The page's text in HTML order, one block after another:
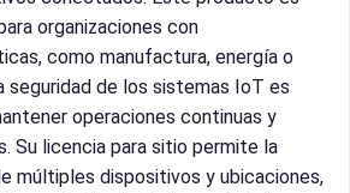
organizaciones con
como manufactura, energía o
seguridad de los sistemas IoT es
operaciones continuas y
Su licencia para sitio permite la
múltiples dispositivos y ubicaciones,